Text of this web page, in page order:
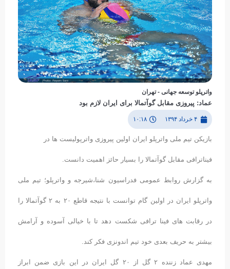
واترپلو توسعه جهانی - تهران
عماد: پیروزی مقابل گوآتمالا برای ایران لازم بود
۴ خرداد ۱۳۹۴ ۱۰:۱۸
بازیکن تیم ملی واترپلو ایران اولین پیروزی واترپولیست ها در
فیناترافی مقابل گوآتمالا را بسیار حائز اهمیت دانست.
به گزارش روابط عمومی فدراسیون شنا،شیرجه و واترپلو؛ تیم ملی
واترپلو ایران در اولین گام توانست با نتیجه قاطع ۲۰ به ۲ گوآتمالا را
در رقابت های فینا ترافی شکست دهد تا با خیالی آسوده و آرامش
بیشتر به حریف بعدی خود تیم اندونزی فکر کند.
مهدی عماد زننده ۲ گل از ۲۰ گل ایران در این بازی ضمن ابراز